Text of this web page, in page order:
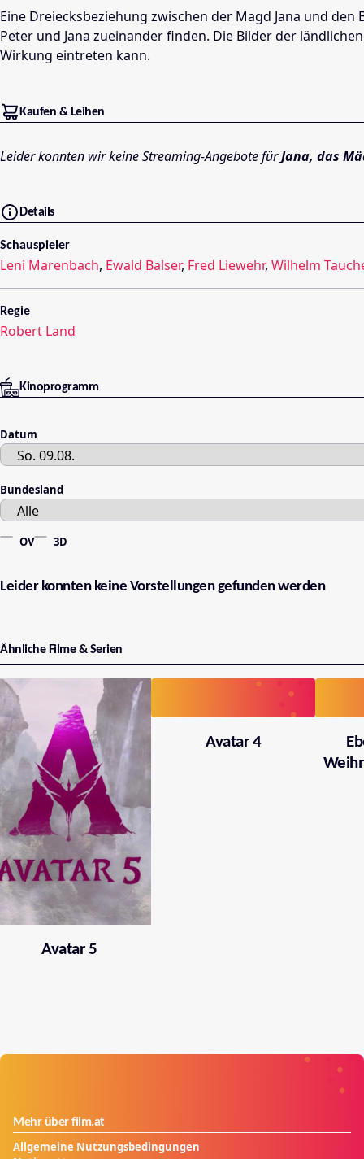
Eine Dreiecksbeziehung zwischen der Magd Jana und
Peter und Jana zueinander finden. Die Bilder der
Wirkung eintreten kann.
Kaufen & Leihen
Leider konnten wir keine Streaming-Angebote fürJana, das
Details
Schauspieler
Leni Marenbach, Ewald Balser, Fred Liewehr, Wilhelm
Regie
Robert Land
Kinoprogramm
Datum
Bundesland
OV 3D
Leider konnten keine Vorstellungen gefunden werden
Ähnliche Filme & Serien
Avatar 5
Avatar 4
Mehr über film.at
Allgemeine Nutzungsbedingungen